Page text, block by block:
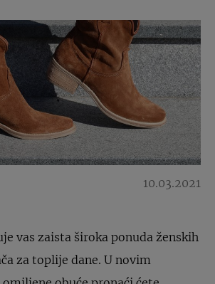
10.03.2021
vas zaista široka ponuda ženskih
za toplije dane. U novim